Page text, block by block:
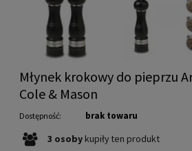
Młynek krokowy do pieprzu
Cole & Mason
Dostępność: brak towaru
3 osoby kupiły ten produkt